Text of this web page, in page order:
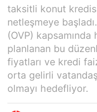
taksitli konut
netleşmeye
(OVP)
planlanan bu
fiyatları ve kredi
orta gelirli
olmayı hedefliyor.